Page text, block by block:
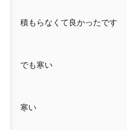
積もらなくて良かったです
でも寒い
寒い